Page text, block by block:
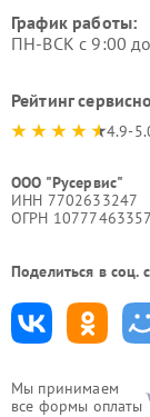
Мы принимаем
все формы оплаты
График работы:
ПН-ВСК с 9:00
Рейтинг
4.9-
ООО "Русервис"
ИНН 7702633247
ОГРН
Поделиться в соц.